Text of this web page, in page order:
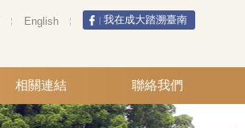
English 我在成大踏溯臺南
相關連結 聯絡我們